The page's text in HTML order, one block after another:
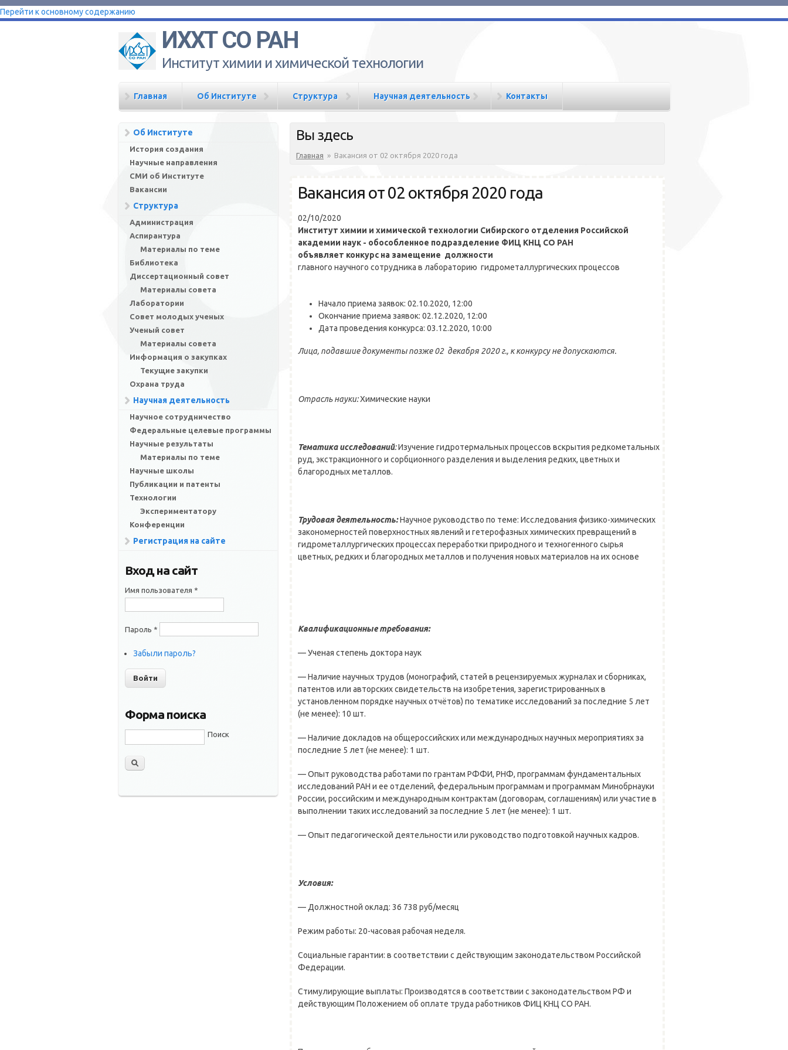
Перейти к основному содержанию
ИХХТ СО РАН
Институт химии и химической технологии
Главная Об Институте Структура Научная деятельность Контакты
Об Институте
История создания
Научные направления
СМИ об Институте
Вакансии
Структура
Администрация
Аспирантура
Материалы по теме
Библиотека
Диссертационный совет
Материалы совета
Лаборатории
Совет молодых ученых
Ученый совет
Материалы совета
Информация о закупках
Текущие закупки
Охрана труда
Научная деятельность
Научное сотрудничество
Федеральные целевые программы
Научные результаты
Материалы по теме
Научные школы
Публикации и патенты
Технологии
Экспериментатору
Конференции
Регистрация на сайте
Вход на сайт
Имя пользователя *
Пароль *
Забыли пароль?
Форма поиска
Поиск
Вы здесь
Главная » Вакансия от 02 октября 2020 года
Вакансия от 02 октября 2020 года
02/10/2020
Институт химии и химической технологии Сибирского отделения Российской
академии наук - обособленное подразделение ФИЦ КНЦ СО РАН
объявляет конкурс на замещение должности
главного научного сотрудника в лабораторию гидрометаллургических процессов
Начало приема заявок: 02.10.2020, 12:00
Окончание приема заявок: 02.12.2020, 12:00
Дата проведения конкурса: 03.12.2020, 10:00
Лица, подавшие документы позже 02 декабря 2020 г., к конкурсу не допускаются.
Отрасль науки:Химические науки
Тематика исследований:Изучение гидротермальных процессов вскрытия редкометальных
руд, экстракционного и сорбционного разделения и выделения редких, цветных и
благородных металлов.
Трудовая деятельность:Научное руководство по теме: Исследования физико-химических
закономерностей поверхностных явлений и гетерофазных химических превращений в
гидрометаллургических процессах переработки природного и техногенного сырья
цветных, редких и благородных металлов и получения новых материалов на их основе
Квалификационные требования:
— Ученая степень доктора наук
— Наличие научных трудов (монографий, статей в рецензируемых журналах и сборниках,
патентов или авторских свидетельств на изобретения, зарегистрированных в
установленном порядке научных отчётов) по тематике исследований за последние 5 лет
(не менее): 10 шт.
— Наличие докладов на общероссийских или международных научных мероприятиях за
последние 5 лет (не менее): 1 шт.
— Опыт руководства работами по грантам РФФИ, РНФ, программам фундаментальных
исследований РАН и ее отделений, федеральным программам и программам Минобрнауки
России, российским и международным контрактам (договорам, соглашениям) или участие в
выполнении таких исследований за последние 5 лет (не менее): 1 шт.
— Опыт педагогической деятельности или руководство подготовкой научных кадров.
Условия:
— Должностной оклад: 36 738 руб/месяц
Режим работы: 20-часовая рабочая неделя.
Социальные гарантии: в соответствии с действующим законодательством Российской
Федерации.
Стимулирующие выплаты: Производятся в соответствии с законодательством РФ и
действующим Положением об оплате труда работников ФИЦ КНЦ СО РАН.